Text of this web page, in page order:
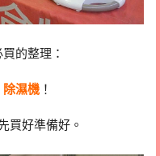
的整理：
除濕機 ！
買好準備好。